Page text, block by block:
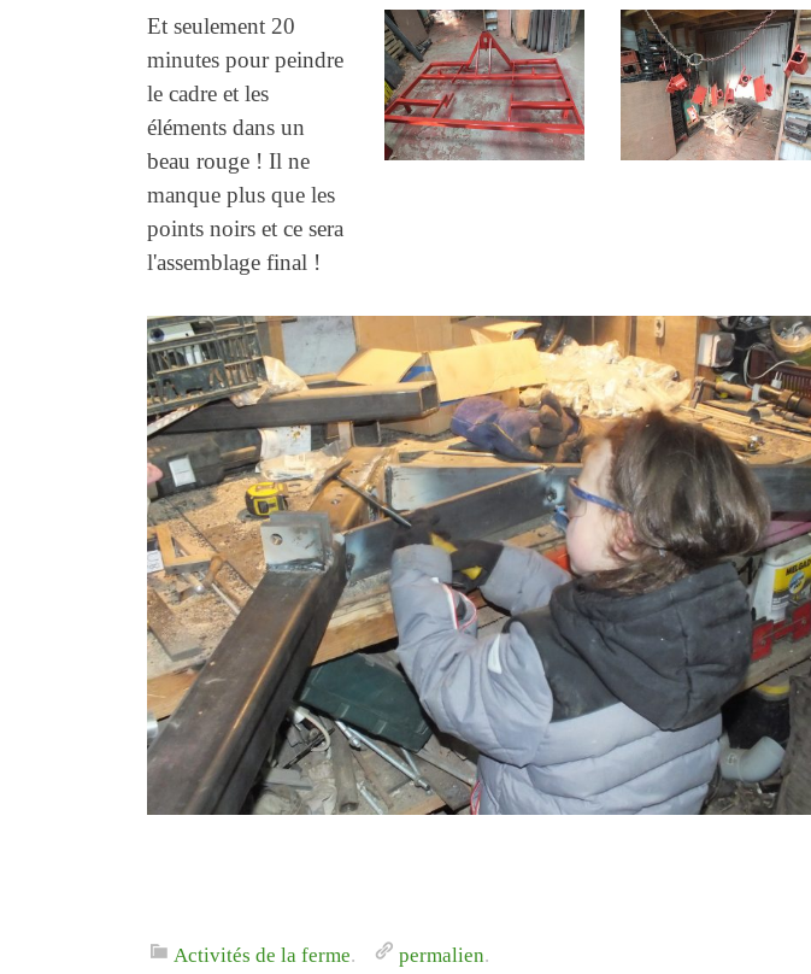
Et seulement 20
minutes pour peindre
le cadre et les
éléments dans un
beau rouge ! Il ne
manque plus que les
points noirs et ce sera
l'assemblage final !
Activités de la ferme. permalien.